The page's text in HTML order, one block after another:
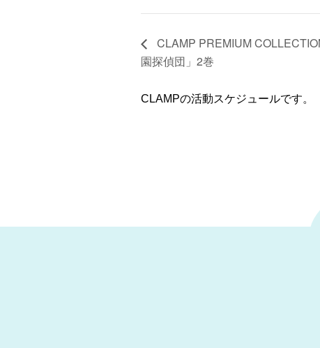
CLAMP PREMIUM
園探偵団」2巻
CLAMPの活動スケジュールです。